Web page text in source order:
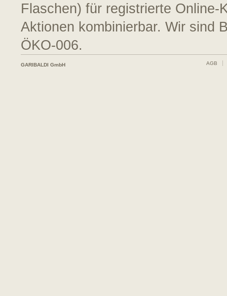
Flaschen) für registrierte
Aktionen kombinierbar. Wir sind
ÖKO-006.
GARIBALDI GmbH AGB